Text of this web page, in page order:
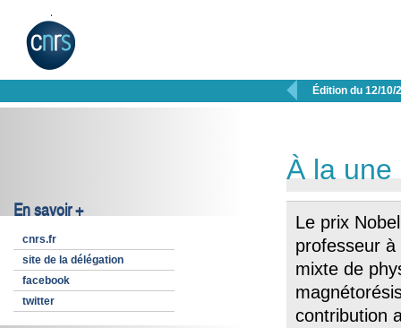
 Édition du 12/10/
En savoir +
cnrs.fr
site de la délégation
facebook
twitter
À la une
Le prix
professeur
mixte de
contribution